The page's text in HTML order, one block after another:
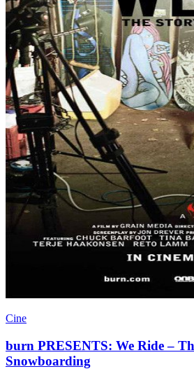
Cine
burn PRESENTS: We Ride –
Snowboarding